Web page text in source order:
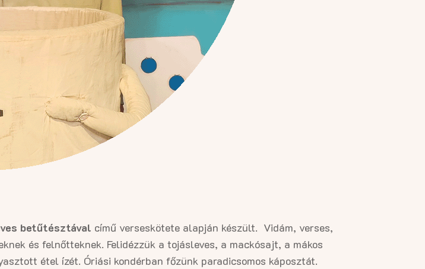
betűtésztával című verseskötete alapján készült. Vidám, verses,
és felnőtteknek. Felidézzük a tojásleves, a mackósajt, a mákos
étel ízét. Óriási kondérban főzünk paradicsomos káposztát.